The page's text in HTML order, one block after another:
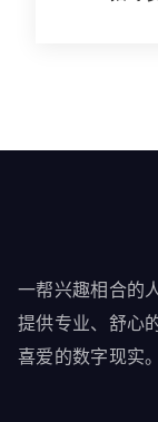
一帮兴趣相合的
提供专业、舒心
喜爱的数字现实